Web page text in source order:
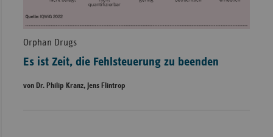
Orphan Drugs
Es ist Zeit, die Fehlsteuerung zu beenden
von Dr. Philip Kranz, Jens Flintrop